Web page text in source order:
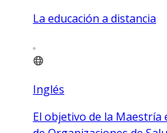
La educación a distancia
Inglés
El objetivo de la Maestría